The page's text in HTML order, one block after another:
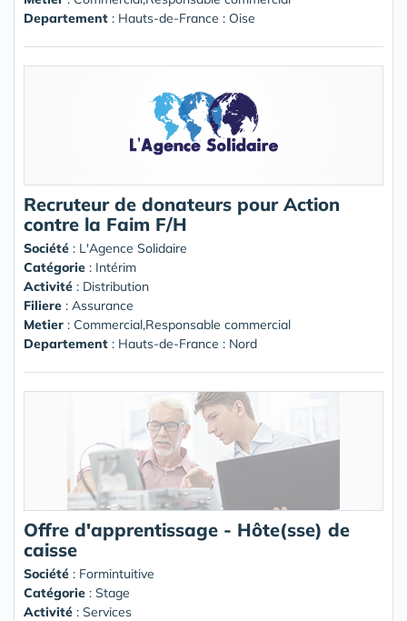
Departement : Hauts-de-France : Oise
Recruteur de donateurs pour Action
contre la Faim F/H
Société : L'Agence Solidaire
Catégorie : Intérim
Activité : Distribution
Filiere : Assurance
Metier : Commercial,Responsable commercial
Departement : Hauts-de-France : Nord
Offre d'apprentissage - Hôte(sse) de
caisse
Société : Formintuitive
Catégorie : Stage
Activité : Services